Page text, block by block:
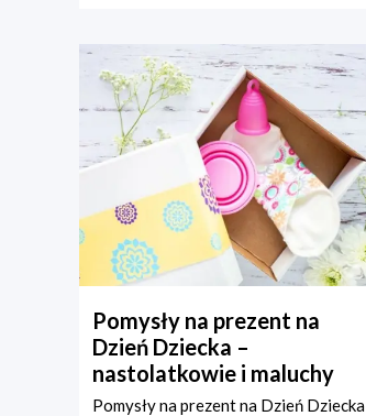
Pomysły na prezent na
Dzień Dziecka –
nastolatkowie i maluchy
Pomysły na prezent na Dzień Dziecka